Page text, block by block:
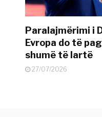
Paralajmërimi i
Evropa do të
shumë të lartë
27/07/2026